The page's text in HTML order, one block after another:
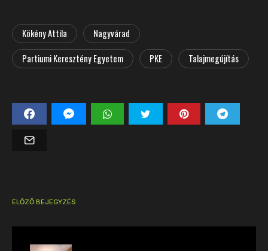
Kökény Attila
Nagyvárad
Partiumi Keresztény Egyetem
PKE Talajmegújítás
ELŐZŐ BEJEGYZÉS